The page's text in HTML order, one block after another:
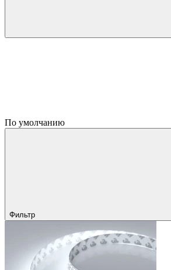
По умолчанию
Фильтр